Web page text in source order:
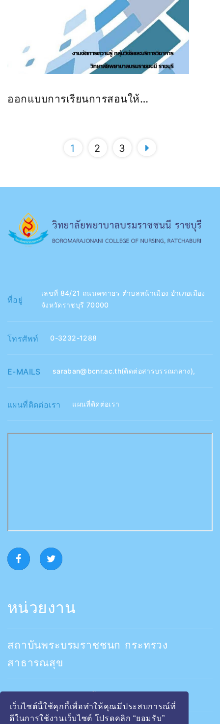
เว็บไซต์นี้ใช้คุกกี้เพื่อทำให้คุณมีประสบการณ์ที่
ดีในการใช้งานเว็บไซต์ โปรดคลิก “ยอมรับ”
ออกแบบการเรียนการสอนให้
1 2 3
ที่อยู่
เลขที่ 84/21 ถนนคฑาธร ตำบลหน้าเมือง อำเภอเมือง
จังหวัดราชบุรี 70000
โทรศัพท์ 0-3232-1288
E-MAILS saraban@bcnr.ac.th(ติดต่อสารบรรณกลาง),
แผนที่ติดต่อเรา แผนที่ติดต่อเรา
หน่วยงาน
สถาบันพระบรมราชชนก กระทรวง
สาธารณสุข
คณะพยาบาลสถาบันพระบรมราชชนก